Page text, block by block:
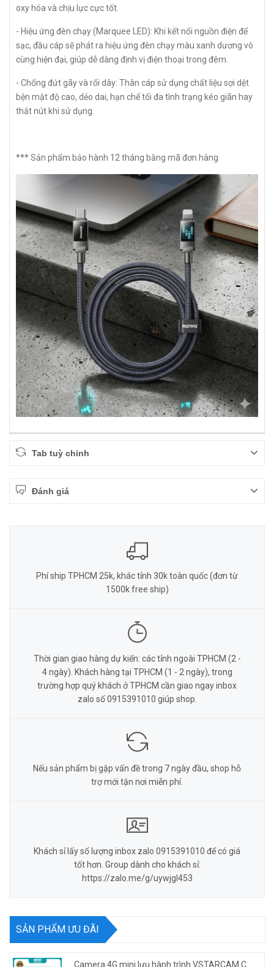
oxy hóa và chịu lực cực tốt.
- Hiệu ứng đèn chạy (Marquee LED): Khi kết nối nguồn điện để
sạc, đầu cáp sẽ phát ra hiệu ứng đèn chạy màu xanh dương vô
cùng hiện đại, giúp dễ dàng định vị điện thoại trong đêm.
- Chống đứt gãy và rối dây: Thân cáp sử dụng chất liệu sợi dệt
bện mật độ cao, dẻo dai, hạn chế tối đa tình trạng kéo giãn hay
thắt nút khi sử dụng.
*** Sản phẩm bảo hành 12 tháng bằng mã đơn hàng
Tab tuỳ chỉnh
Đánh giá
Phí ship TPHCM 25k, khác tỉnh 30k toàn quốc (đơn từ
1500k free ship)
Thời gian giao hàng dự kiến: các tỉnh ngoài TPHCM (2 -
4 ngày). Khách hàng tại TPHCM (1 - 2 ngày), trong
trường hợp quý khách ở TPHCM cần giao ngay inbox
zalo số 0915391010 giúp shop.
Nếu sản phẩm bị gặp vấn đề trong 7 ngày đầu, shop hỗ
trợ mới tận nơi miễn phí.
Khách sỉ lấy số lượng inbox zalo 0915391010 để có giá
tốt hơn. Group dành cho khách sỉ:
https://zalo.me/g/uywjgl453
SẢN PHẨM ƯU ĐÃI